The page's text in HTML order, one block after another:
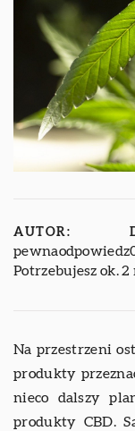
AUTOR:
pewnaodpowiedz
Potrzebujesz ok.
Na przestrzeni
produkty
nieco dalszy
produkty CBD.